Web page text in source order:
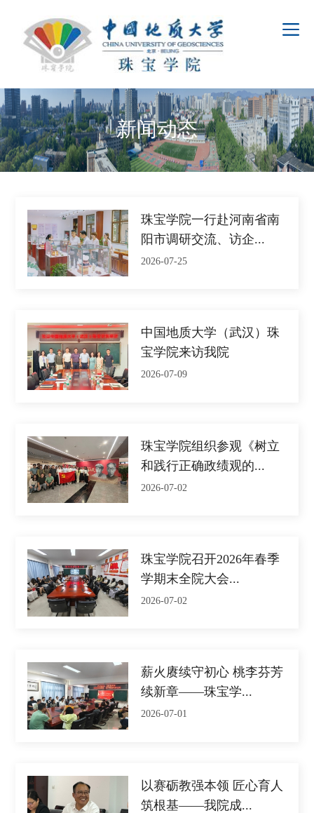
新闻动态
珠宝学院一行赴河南省南
阳市调研交流、访企...
2026-07-25
中国地质大学（武汉）珠
宝学院来访我院
2026-07-09
珠宝学院组织参观《树立
和践行正确政绩观的...
2026-07-02
珠宝学院召开2026年春季
学期末全院大会...
2026-07-02
薪火赓续守初心 桃李芬芳
续新章——珠宝学...
2026-07-01
以赛砺教强本领 匠心育人
筑根基——我院成...